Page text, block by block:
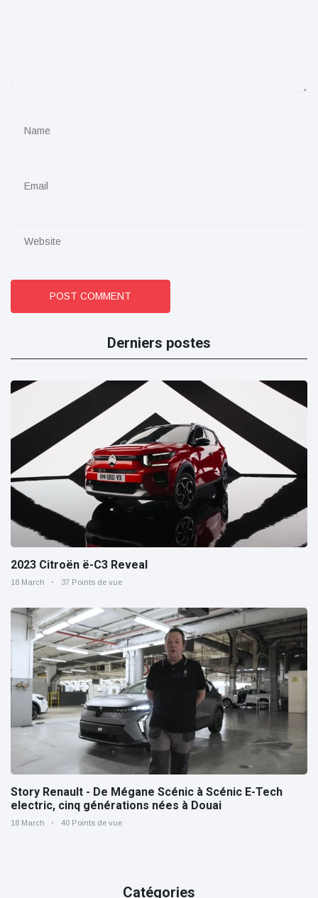
POST COMMENT
Derniers postes
2023 Citroën ë-C3 Reveal
18 March 37 Points de vue
Story Renault - De Mégane Scénic à Scénic E-Tech
electric, cinq générations nées à Douai
18 March 40 Points de vue
Catégories